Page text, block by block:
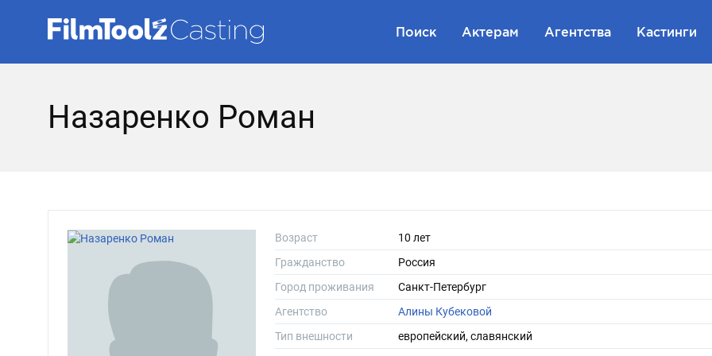
Поиск Актерам Агентства Кастинги
Назаренко Роман
Возраст
10 лет
Гражданство
Россия
Город проживания
Санкт-Петербург
Агентство
Алины Кубековой
Тип внешности
европейский, славянский